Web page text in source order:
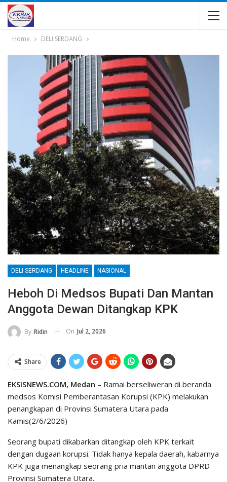
Home DELI SERDANG
DELI SERDANG HEADLINE NASIONAL
Heboh Di Medsos Bupati Dan Mantan
Anggota Dewan Ditangkap KPK
By Ridin On Jul 2, 2026
Share
EKSISNEWS.COM, Medan – Ramai berseliweran di beranda
medsos Komisi Pemberantasan Korupsi (KPK) melakukan
penangkapan di Provinsi Sumatera Utara pada
Kamis(2/6/2026)
Seorang bupati dikabarkan ditangkap oleh KPK terkait
dengan dugaan korupsi. Tidak hanya kepala daerah, kabarnya
KPK juga menangkap seorang pria mantan anggota DPRD
Provinsi Sumatera Utara.